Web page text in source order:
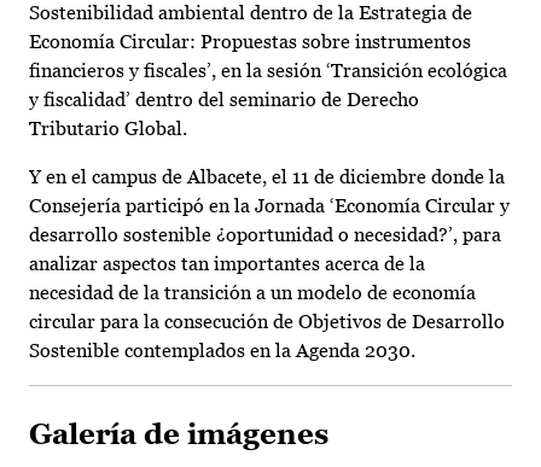
Sostenibilidad ambiental dentro de la Estrategia de
Economía Circular: Propuestas sobre instrumentos
financieros y fiscales’, en la sesión ‘Transición ecológica
y fiscalidad’ dentro del seminario de Derecho
Tributario Global.
Y en el campus de Albacete, el 11 de diciembre donde la
Consejería participó en la Jornada ‘Economía Circular y
desarrollo sostenible ¿oportunidad o necesidad?’, para
analizar aspectos tan importantes acerca de la
necesidad de la transición a un modelo de economía
circular para la consecución de Objetivos de Desarrollo
Sostenible contemplados en la Agenda 2030.
Galería de imágenes